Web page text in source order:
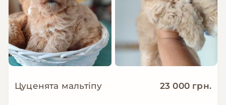
Цуценята мальтіпу 23 000 грн.